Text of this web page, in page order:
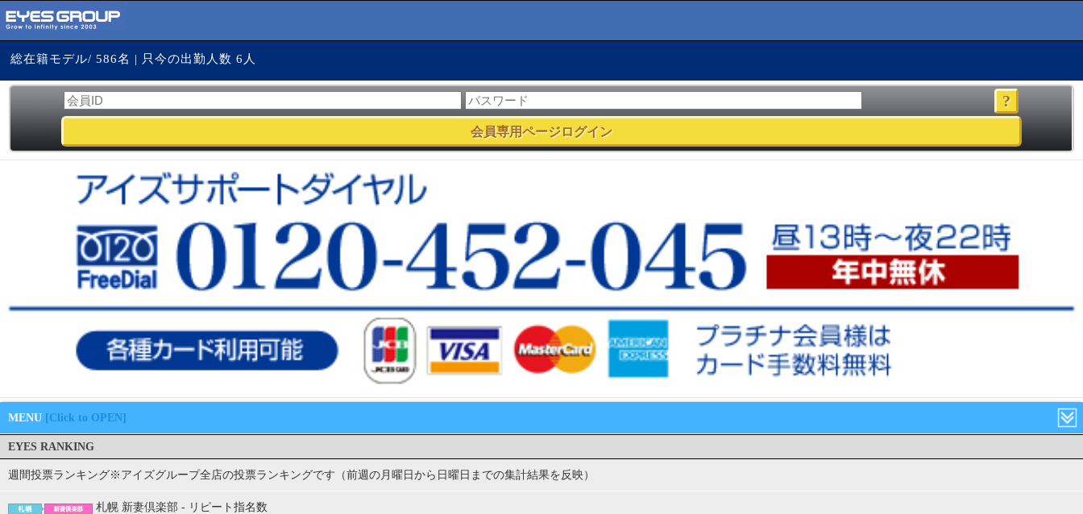
総在籍モデル/ 586名 | 只今の出勤人数 6人
MENU [Click to OPEN]
EYES RANKING
週間投票ランキング※アイズグループ全店の投票ランキングです（前週の月曜日から日曜日までの集計結果を反映）
札幌 新妻倶楽部 - リピート指名数